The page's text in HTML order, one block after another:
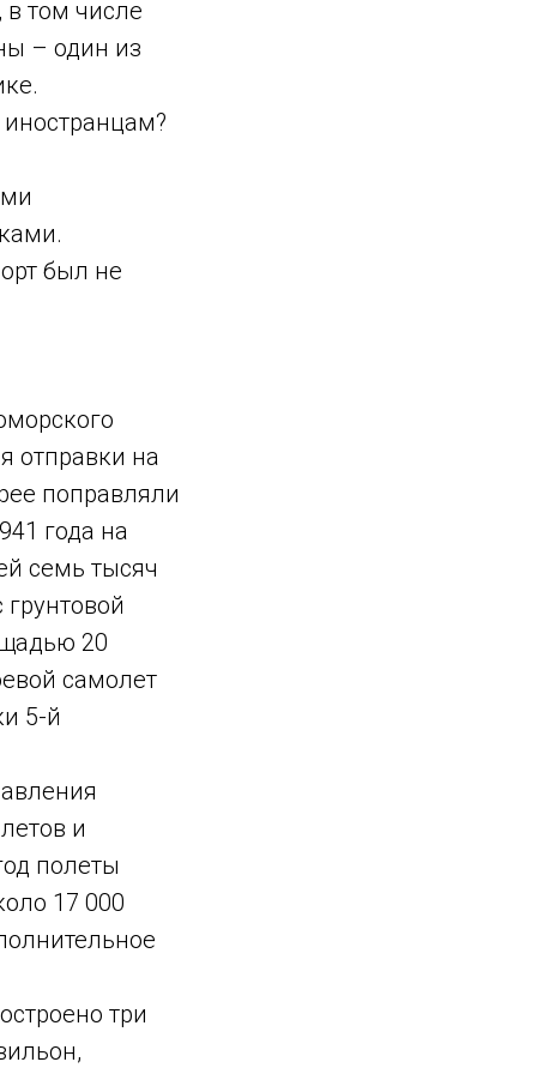
том числе
– один из
был не
отправки на
поправляли
года на
семь тысяч
20
самолет
5-й
и
полеты
17 000
три